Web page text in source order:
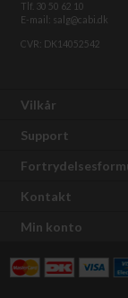
Tlf. 30 50 62 10
E-mail: salg@cabi.dk
CVR: DK14052542
Vilkår
Support
Kontakt
Min konto